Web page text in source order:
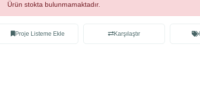
Ürün stokta bulunmamaktadır.
Proje Listeme Ekle Karşılaştır